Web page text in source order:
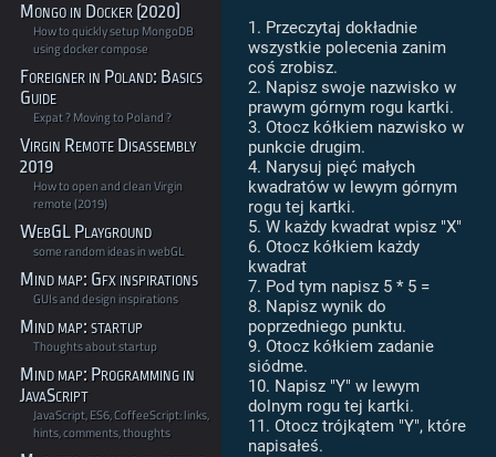
Mongo in Docker (2020)
How to quickly setup MongoDB
using docker compose
Foreigner in Poland: Basics
Guide
Expat ? Moving to Poland ?
Virgin Remote Disassembly
2019
How to open and clean Virgin
remote (2019)
WebGL Playground
some random ideas in webGL
Mind map: Gfx inspirations
GUIs and design inspirations
Mind map: startup
Thoughts about startup
Mind map: Programming in
JavaScript
JavaScript, ES6, CoffeeScript: links,
hints, comments, thoughts
1. Przeczytaj dokładnie
wszystkie polecenia zanim
coś zrobisz.
2. Napisz swoje nazwisko w
prawym górnym rogu kartki.
3. Otocz kółkiem nazwisko w
punkcie drugim.
4. Narysuj pięć małych
kwadratów w lewym górnym
rogu tej kartki.
5. W każdy kwadrat wpisz "X"
6. Otocz kółkiem każdy
kwadrat
7. Pod tym napisz 5 * 5 =
8. Napisz wynik do
poprzedniego punktu.
9. Otocz kółkiem zadanie
siódme.
10. Napisz "Y" w lewym
dolnym rogu tej kartki.
11. Otocz trójkątem "Y", które
napisałeś.